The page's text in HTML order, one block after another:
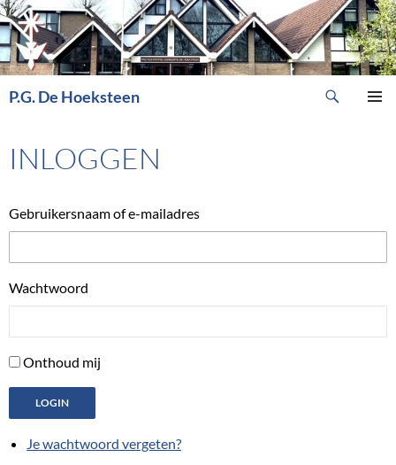
Ga
naar
de
inhoud
P.G. De Hoeksteen
INLOGGEN
Gebruikersnaam of e-mailadres
Wachtwoord
Onthoud mij
LOGIN
Je wachtwoord vergeten?